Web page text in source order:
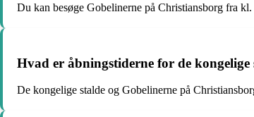
Du kan besøge Gobelinerne på Christiansborg fra
Hvad er åbningstiderne for de
De kongelige stalde og Gobelinerne på